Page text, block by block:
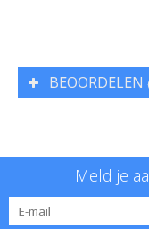
BEOORDELEN
Meld je